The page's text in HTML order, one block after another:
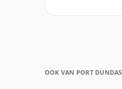
OOK VAN PORT DUNDAS